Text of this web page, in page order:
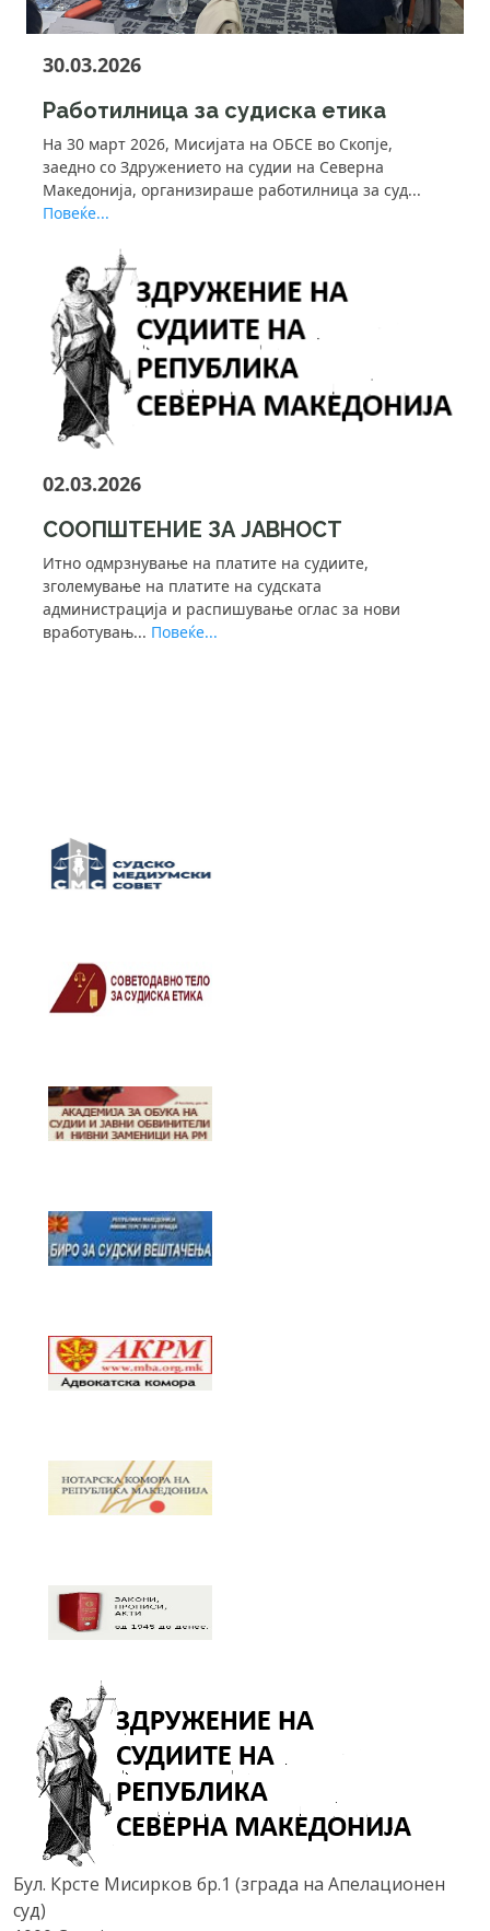
30.03.2026
Работилница за судиска етика
На 30 март 2026, Мисијата на ОБСЕ во Скопје,
заедно со Здружението на судии на Северна
Македонија, организираше работилница за суд...
Повеќе...
02.03.2026
СООПШТЕНИЕ ЗА ЈАВНОСТ
Итно одмрзнување на платите на судиите,
зголемување на платите на судската
администрација и распишување оглас за нови
вработувањ... Повеќе...
Бул. Крсте Мисирков бр.1 (зграда на Апелационен
суд)